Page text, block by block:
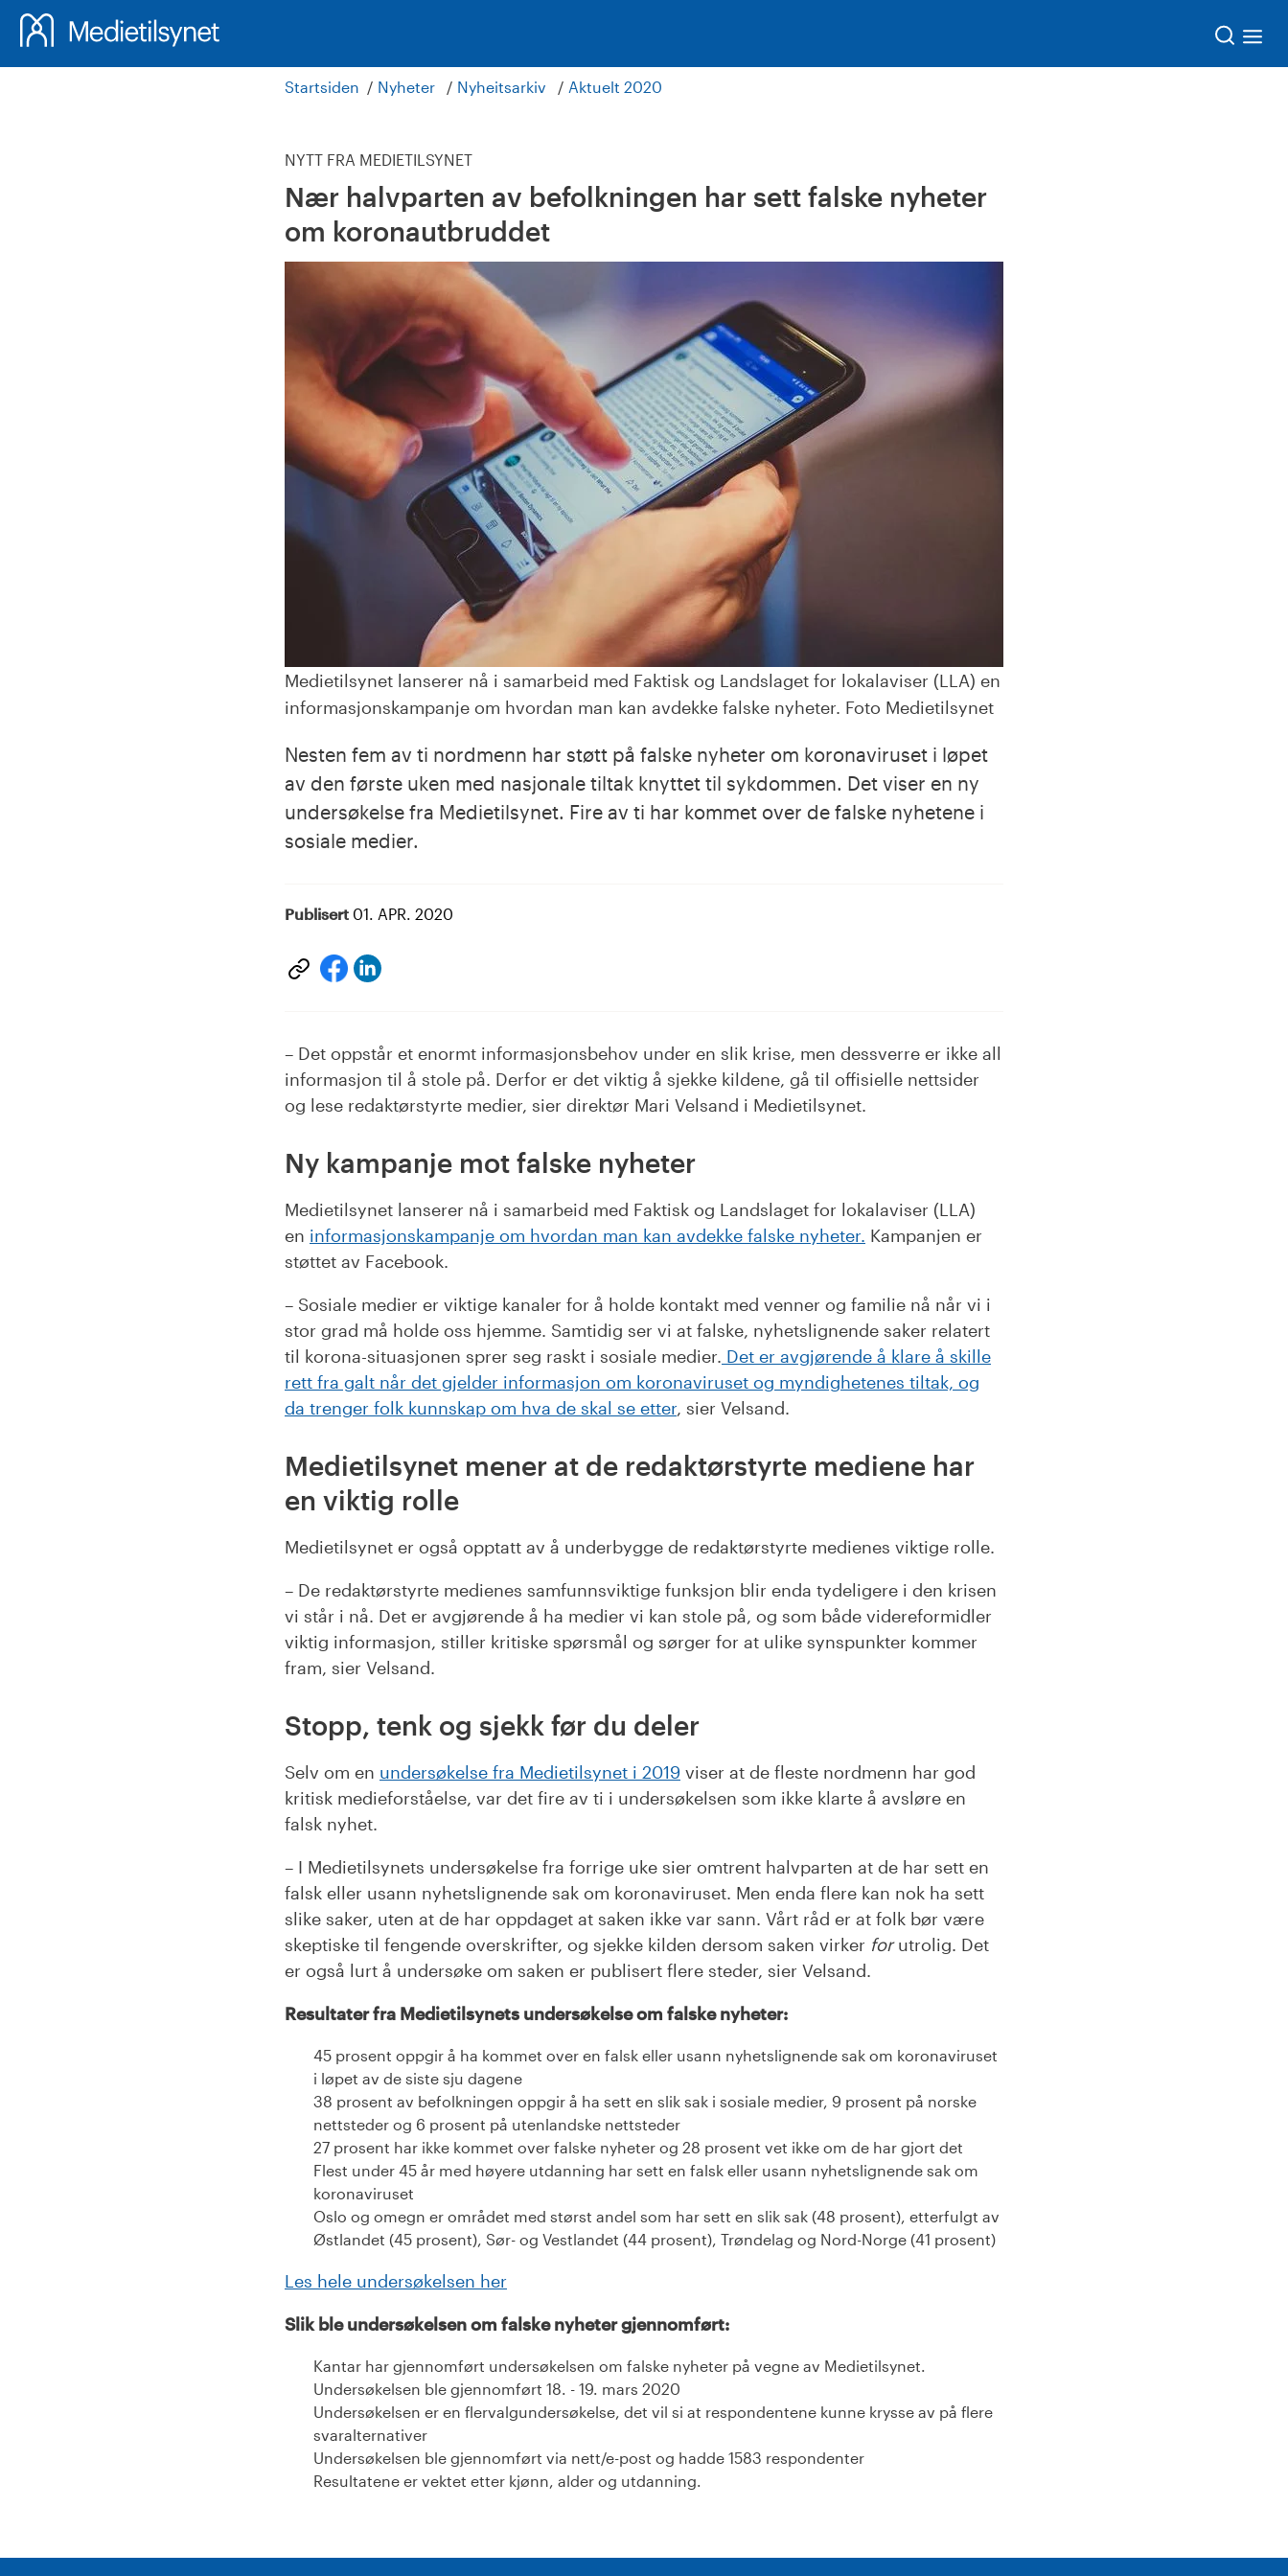
Startsiden Nyheter Nyheitsarkiv Aktuelt 2020
NYTT FRA MEDIETILSYNET
Nær halvparten av befolkningen har sett falske nyheter
om koronautbruddet
Medietilsynet lanserer nå i samarbeid med Faktisk og Landslaget for lokalaviser (LLA) en
informasjonskampanje om hvordan man kan avdekke falske nyheter. Foto Medietilsynet
Nesten fem av ti nordmenn har støtt på falske nyheter om koronaviruset i løpet
av den første uken med nasjonale tiltak knyttet til sykdommen. Det viser en ny
undersøkelse fra Medietilsynet. Fire av ti har kommet over de falske nyhetene i
sosiale medier.
Publisert 01. APR. 2020
Del Del
– Det oppstår et enormt informasjonsbehov under en slik krise, men dessverre er ikke all
informasjon til å stole på. Derfor er det viktig å sjekke kildene, gå til offisielle nettsider
og lese redaktørstyrte medier, sier direktør Mari Velsand i Medietilsynet.
Ny kampanje mot falske nyheter
Medietilsynet lanserer nå i samarbeid med Faktisk og Landslaget for lokalaviser (LLA)
en informasjonskampanje om hvordan man kan avdekke falske nyheter. Kampanjen er
støttet av Facebook.
– Sosiale medier er viktige kanaler for å holde kontakt med venner og familie nå når vi i
stor grad må holde oss hjemme. Samtidig ser vi at falske, nyhetslignende saker relatert
til korona-situasjonen sprer seg raskt i sosiale medier. Det er avgjørende å klare å skille
rett fra galt når det gjelder informasjon om koronaviruset og myndighetenes tiltak, og
da trenger folk kunnskap om hva de skal se etter, sier Velsand.
Medietilsynet mener at de redaktørstyrte mediene har
en viktig rolle
Medietilsynet er også opptatt av å underbygge de redaktørstyrte medienes viktige rolle.
– De redaktørstyrte medienes samfunnsviktige funksjon blir enda tydeligere i den krisen
vi står i nå. Det er avgjørende å ha medier vi kan stole på, og som både videreformidler
viktig informasjon, stiller kritiske spørsmål og sørger for at ulike synspunkter kommer
fram, sier Velsand.
Stopp, tenk og sjekk før du deler
Selv om en undersøkelse fra Medietilsynet i 2019 viser at de fleste nordmenn har god
kritisk medieforståelse, var det fire av ti i undersøkelsen som ikke klarte å avsløre en
falsk nyhet.
– I Medietilsynets undersøkelse fra forrige uke sier omtrent halvparten at de har sett en
falsk eller usann nyhetslignende sak om koronaviruset. Men enda flere kan nok ha sett
slike saker, uten at de har oppdaget at saken ikke var sann. Vårt råd er at folk bør være
skeptiske til fengende overskrifter, og sjekke kilden dersom saken virker forutrolig. Det
er også lurt å undersøke om saken er publisert flere steder, sier Velsand.
Resultater fra Medietilsynets undersøkelse om falske nyheter:
45 prosent oppgir å ha kommet over en falsk eller usann nyhetslignende sak om koronaviruset
i løpet av de siste sju dagene
38 prosent av befolkningen oppgir å ha sett en slik sak i sosiale medier, 9 prosent på norske
nettsteder og 6 prosent på utenlandske nettsteder
27 prosent har ikke kommet over falske nyheter og 28 prosent vet ikke om de har gjort det
Flest under 45 år med høyere utdanning har sett en falsk eller usann nyhetslignende sak om
koronaviruset
Oslo og omegn er området med størst andel som har sett en slik sak (48 prosent), etterfulgt av
Østlandet (45 prosent), Sør- og Vestlandet (44 prosent), Trøndelag og Nord-Norge (41 prosent)
Les hele undersøkelsen her
Slik ble undersøkelsen om falske nyheter gjennomført:
Kantar har gjennomført undersøkelsen om falske nyheter på vegne av Medietilsynet.
Undersøkelsen ble gjennomført 18. - 19. mars 2020
Undersøkelsen er en flervalgundersøkelse, det vil si at respondentene kunne krysse av på flere
svaralternativer
Undersøkelsen ble gjennomført via nett/e-post og hadde 1583 respondenter
Resultatene er vektet etter kjønn, alder og utdanning.